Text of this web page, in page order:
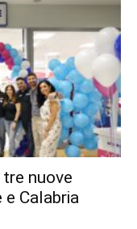
nuove
e Calabria